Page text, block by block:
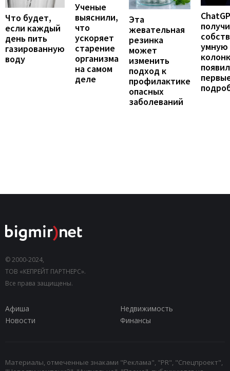
Что будет,
если каждый
день пить
газированную
воду
Ученые
выяснили,
что
ускоряет
старение
организма
на самом
деле
Эта
жевательная
резинка
может
изменить
подход к
профилактике
опасных
заболеваний
умную
© 2000-2024,
ТОВ «КЕПРЕЙТ ПАРТНЕРС».
Все права защищены.
Афиша
Недвижимость
Новости
Финансы
Материалы, отмеченные знаками "Реклама", "PR", "Спецпроект",